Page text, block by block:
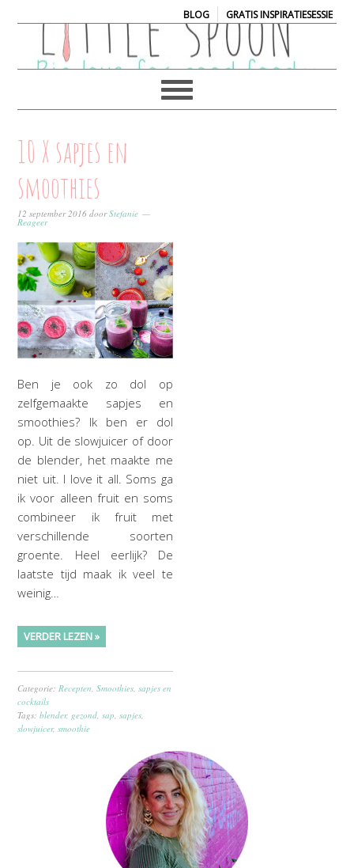
BLOG| GRATIS INSPIRATIESESSIE
10 X sapjes en
smoothies
12 september 2016 doorStefanie
Reageer
Ben je ook zo dol op
zelfgemaakte sapjes en
smoothies? Ik ben er dol
op. Uit de slowjuicer of door
de blender, het maakte me
niet uit. I love it all. Soms ga
ik voor alleen fruit en soms
combineer ik fruit met
verschillende soorten
groente. Heel eerlijk? De
laatste tijd maak ik veel te
weinig…
VERDER LEZEN »
Categorie:Recepten,Smoothies, sapjes en
cocktails
Tags:blender, gezond,sap,sapjes,
slowjuicer,smoothie